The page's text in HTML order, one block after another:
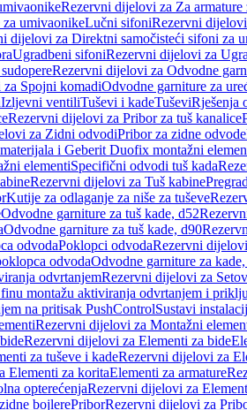
Rezervni dijelovi za Za armature
umivaonikeLučni sifoniRezervni
dijelovi za Direktni samočisteći sifoni za
Ugradbeni sifoniRezervni dijelovi za
Rezervni dijelovi za Odvodne
Spojni komadiOdvodne garniture za
Izljevni ventiliTuševi i kadeTuševiRješenja
Rezervni dijelovi za Pribor za tuš kanalice
za Zidni odvodiPribor za zidne odvode
i Geberit Duofix montažni
elementiSpecifični odvodi tuš kada
Rezervni dijelovi za Tuš kabine
Kutije za odlaganje za niše za tuševe
Odvodne garniture za tuš kade, d52
Odvodne garniture za tuš kade, d90
odvodaPoklopci odvodaRezervni
odvodaOdvodne garniture za
odvrtanjemRezervni dijelovi za
montažu aktiviranja odvrtanjem i
na pritisak PushControlSustavi
Rezervni dijelovi za Montažni
Rezervni dijelovi za Elementi za bide
za tuševe i kadeRezervni dijelovi za
Elementi za koritaElementi za armature
opterećenjaRezervni dijelovi za
bojlerePriborRezervni dijelovi za